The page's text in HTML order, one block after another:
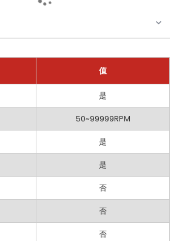
值
是
50~99999RPM
是
是
否
否
否